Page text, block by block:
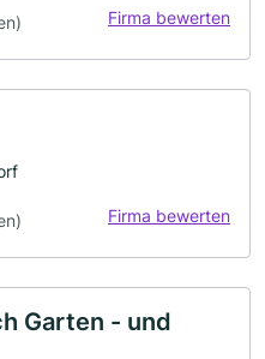
Firma bewerten
Firma bewerten
Garten - und